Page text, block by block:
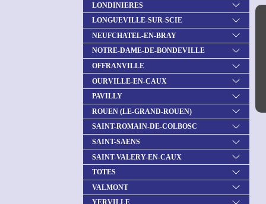
LONDINIERES
LONGUEVILLE-SUR-SCIE
NEUFCHATEL-EN-BRAY
NOTRE-DAME-DE-BONDEVILLE
OFFRANVILLE
OURVILLE-EN-CAUX
PAVILLY
ROUEN (LE-GRAND-ROUEN)
SAINT-ROMAIN-DE-COLBOSC
SAINT-SAENS
SAINT-VALERY-EN-CAUX
TOTES
VALMONT